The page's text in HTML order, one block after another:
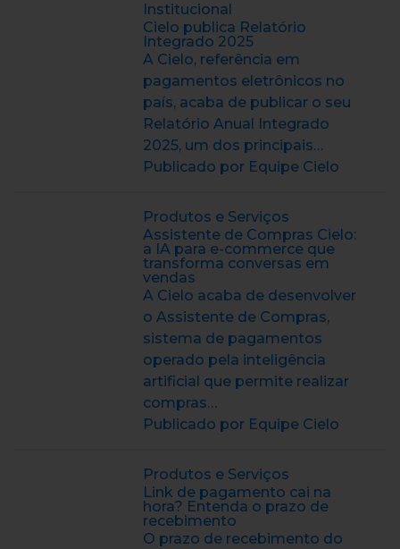
Institucional
Cielo publica Relatório
Integrado 2025
A Cielo, referência em
pagamentos eletrônicos no
país, acaba de publicar o seu
Relatório Anual Integrado
2025, um dos principais…
Publicado por Equipe Cielo
Produtos e Serviços
Assistente de Compras Cielo:
a IA para e-commerce que
transforma conversas em
vendas
A Cielo acaba de desenvolver
o Assistente de Compras,
sistema de pagamentos
operado pela inteligência
artificial que permite realizar
compras…
Publicado por Equipe Cielo
Produtos e Serviços
Link de pagamento cai na
hora? Entenda o prazo de
recebimento
O prazo de recebimento do